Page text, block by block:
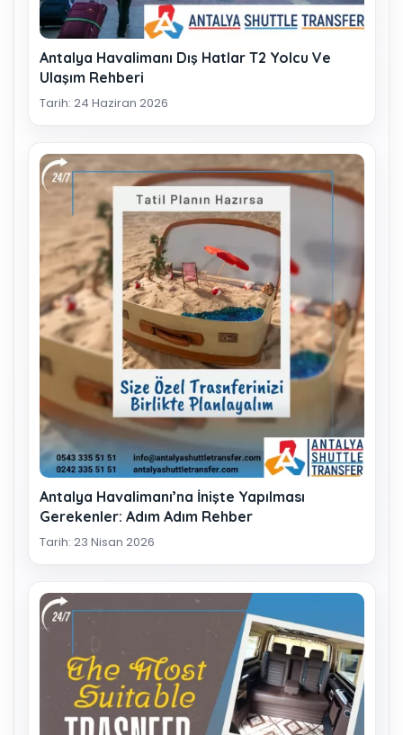
Antalya Havalimanı Dış Hatlar T2 Yolcu Ve
Ulaşım Rehberi
Tarih: 24 Haziran 2026
Antalya Havalimanı’na İnişte Yapılması
Gerekenler: Adım Adım Rehber
Tarih: 23 Nisan 2026